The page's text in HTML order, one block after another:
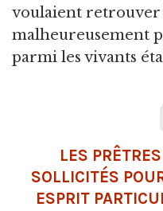
voulaient retrouver
malheureusement
parmi les vivants
LES
SOLLICITÉS
ESPRIT